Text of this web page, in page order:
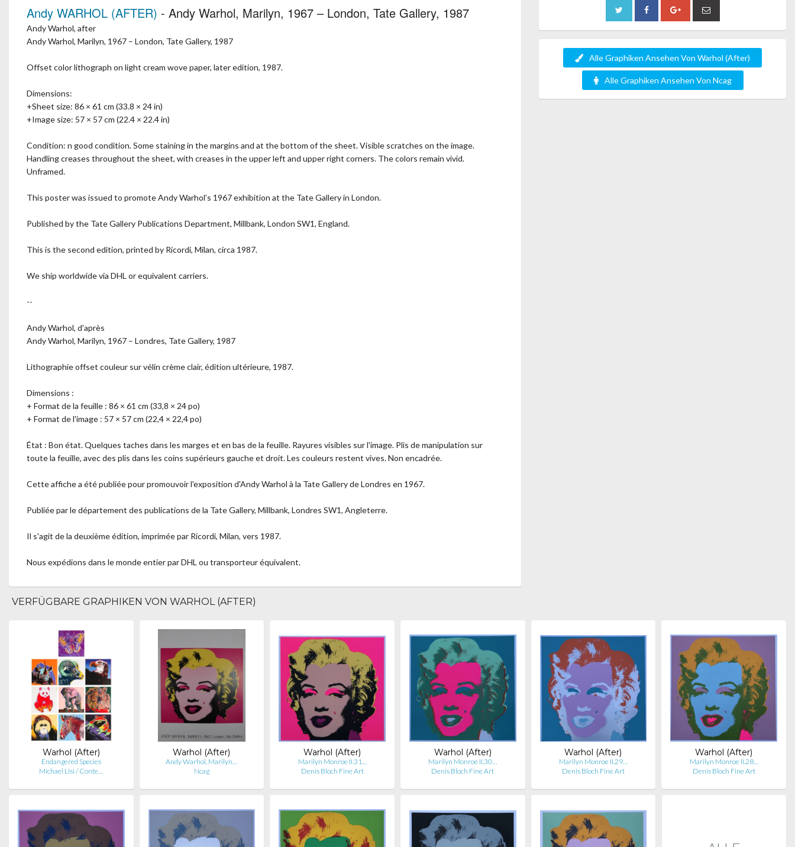
Andy WARHOL (AFTER) - Andy Warhol, Marilyn, 1967 – London, Tate Gallery, 1987
Andy Warhol, after
Andy Warhol, Marilyn, 1967 – London, Tate Gallery, 1987
Offset color lithograph on light cream wove paper, later edition, 1987.
Dimensions:
+Sheet size: 86 × 61 cm (33.8 × 24 in)
+Image size: 57 × 57 cm (22.4 × 22.4 in)
Condition: n good condition. Some staining in the margins and at the bottom of the sheet. Visible scratches on the image.
Handling creases throughout the sheet, with creases in the upper left and upper right corners. The colors remain vivid.
Unframed.
This poster was issued to promote Andy Warhol’s 1967 exhibition at the Tate Gallery in London.
Published by the Tate Gallery Publications Department, Millbank, London SW1, England.
This is the second edition, printed by Ricordi, Milan, circa 1987.
We ship worldwide via DHL or equivalent carriers.
--
Andy Warhol, d'après
Andy Warhol, Marilyn, 1967 – Londres, Tate Gallery, 1987
Lithographie offset couleur sur vélin crème clair, édition ultérieure, 1987.
Dimensions :
+ Format de la feuille : 86 × 61 cm (33,8 × 24 po)
+ Format de l'image : 57 × 57 cm (22,4 × 22,4 po)
État : Bon état. Quelques taches dans les marges et en bas de la feuille. Rayures visibles sur l'image. Plis de manipulation sur
toute la feuille, avec des plis dans les coins supérieurs gauche et droit. Les couleurs restent vives. Non encadrée.
Cette affiche a été publiée pour promouvoir l'exposition d'Andy Warhol à la Tate Gallery de Londres en 1967.
Publiée par le département des publications de la Tate Gallery, Millbank, Londres SW1, Angleterre.
Il s'agit de la deuxième édition, imprimée par Ricordi, Milan, vers 1987.
Nous expédions dans le monde entier par DHL ou transporteur équivalent.
Alle Graphiken Ansehen Von Warhol (After)
Alle Graphiken Ansehen Von Ncag
VERFÜGBARE GRAPHIKEN VON WARHOL (AFTER)
Warhol (After)
Endangered Species
Michael Lisi / Conte…
Warhol (After)
Andy Warhol, Marilyn…
Ncag
Warhol (After)
Marilyn Monroe II.31…
Denis Bloch Fine Art
Warhol (After)
Marilyn Monroe II.30…
Denis Bloch Fine Art
Warhol (After)
Marilyn Monroe II.29…
Denis Bloch Fine Art
Warhol (After)
Marilyn Monroe II.28…
Denis Bloch Fine Art